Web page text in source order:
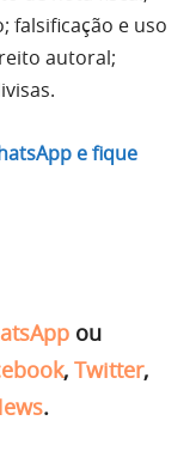
falsificação e uso
autoral;
e fique
ou
, Twitter,
.